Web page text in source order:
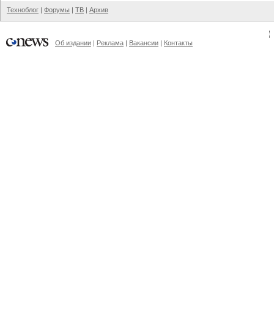
Техноблог | Форумы | ТВ | Архив
Об издании | Реклама | Вакансии | Контакты